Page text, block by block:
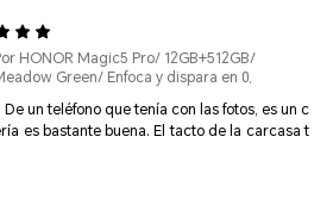
HONOR Magic5 Pro/ 12GB+512GB/
Green/ Enfoca y dispara en 0,
un teléfono que tenía con las fotos, es un c
es bastante buena. El tacto de la carcasa t